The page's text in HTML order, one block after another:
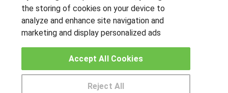
OTROS GRUPOS DE INTERES
Muro de los idiomas
Hablemos de empleo
Locos por las becas
the storing of cookies on your device to
analyze and enhance site navigation and
marketing and display personalized ads
Reject All
Accept All Cookies